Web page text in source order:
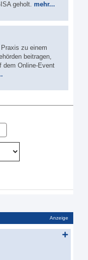
geholt. mehr...
zu einem
beitragen,
dem Online-Event
Anzeige